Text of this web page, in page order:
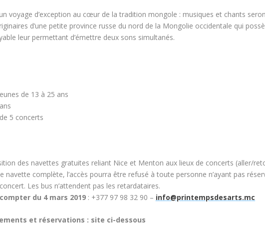
voyage d’exception au cœur de la tradition mongole : musiques et chants
d’une petite province russe du nord de la Mongolie occidentale qui
leur permettant d’émettre deux sons simultanés.
de 13 à 25 ans
5 concerts
des navettes gratuites reliant Nice et Menton aux lieux de concerts (aller/
navette complète, l’accès pourra être refusé à toute personne n’ayant pas
Les bus n’attendent pas les retardataires.
du 4 mars 2019 : +377 97 98 32 90 – info@printempsdesarts.mc
et réservations : site ci-dessous